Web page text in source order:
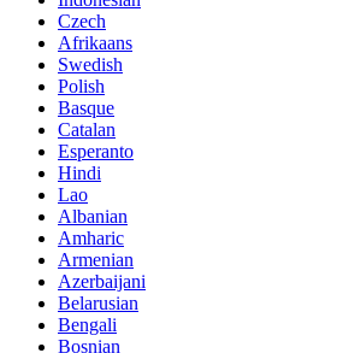
Czech
Afrikaans
Swedish
Polish
Basque
Catalan
Esperanto
Hindi
Lao
Albanian
Amharic
Armenian
Azerbaijani
Belarusian
Bengali
Bosnian